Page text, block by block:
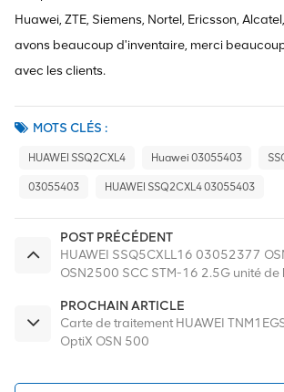
Huawei, ZTE, Siemens, Nortel, Ericsson,
avons beaucoup d'inventaire, merci
avec les clients.
MOTS CLÉS :
HUAWEI SSQ2CXL4 Huawei 03055403
03055403 HUAWEI SSQ2CXL4 03055403
POST PRÉCÉDENT
HUAWEI SSQ5CXLL16 03052377
OSN2500 SCC STM-16 2.5G unité
PROCHAIN ARTICLE
Carte de traitement HUAWEI
OptiX OSN 500